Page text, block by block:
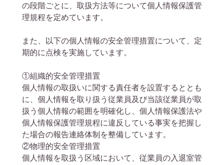
の段階ごとに、取扱方法等について個人情報保護管
理規程を定めています。
また、以下の個人情報の安全管理措置について、定
期的に点検を実施しています。
①組織的安全管理措置
個人情報の取扱いに関する責任者を設置するととも
に、個人情報を取り扱う従業員及び当該従業員が取
扱う個人情報の範囲を明確化し、個人情報保護法や
個人情報保護管理規程に違反している事実を把握し
た場合の報告連絡体制を整備しています。
②物理的安全管理措置
個人情報を取扱う区域において、従業員の入退室管